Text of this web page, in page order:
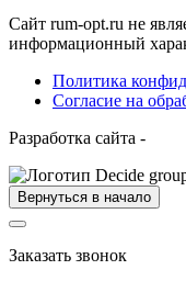
Сайт rum-opt.ru не
информационный
Политика
Согласие на
Разработка сайта -
Вернуться в начало
Заказать звонок